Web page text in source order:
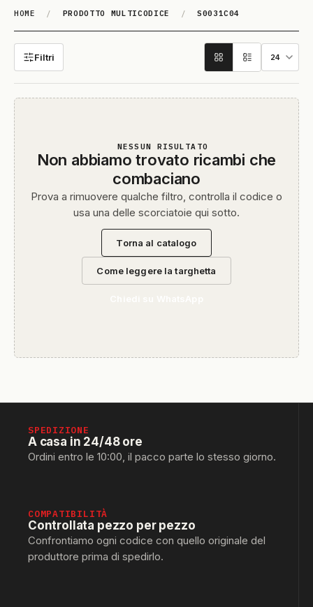
HOME / PRODOTTO MULTICODICE / S0031C04
S0031C04
Filtri
NESSUN RISULTATO
Non abbiamo trovato ricambi che
combaciano
Prova a rimuovere qualche filtro, controlla il codice o
usa una delle scorciatoie qui sotto.
Torna al catalogo
Come leggere la targhetta
SPEDIZIONE
A casa in 24/48 ore
Ordini entro le 10:00, il pacco parte lo stesso giorno.
COMPATIBILITÀ
Controllata pezzo per pezzo
Confrontiamo ogni codice con quello originale del
produttore prima di spedirlo.